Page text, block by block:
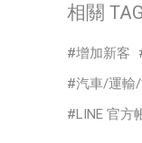
相關 TAG
增加新客
汽車/運輸
LINE 官方